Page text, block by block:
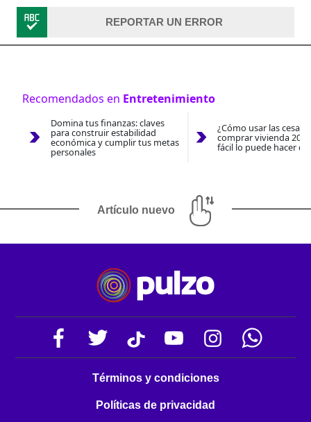
REPORTAR UN ERROR
Recomendados en Entretenimiento
Domina tus finanzas: claves
para construir estabilidad
económica y cumplir tus metas
personales
¿Cómo usar las
comprar vivienda
fácil lo puede hacer
Artículo nuevo
Términos y condiciones
Políticas de privacidad